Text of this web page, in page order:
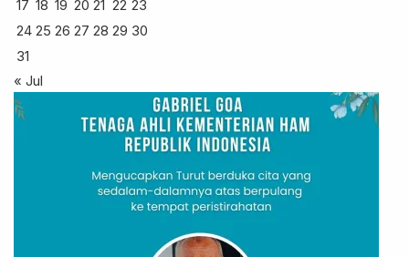
17 18 19 20 21 22 23
24 25 26 27 28 29 30
31
« Jul